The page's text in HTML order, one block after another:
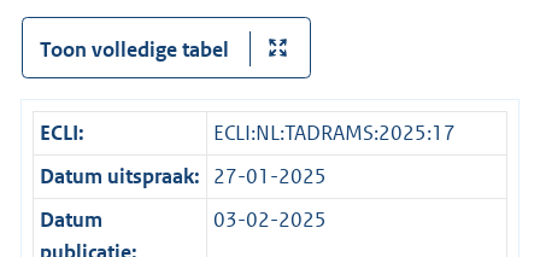
Toon volledige tabel
ECLI:
ECLI:NL:TADRAMS:2025:17
Datum uitspraak: 27-01-2025
Datum
03-02-2025